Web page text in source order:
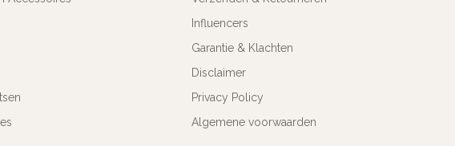
Influencers
Garantie & Klachten
Disclaimer
Privacy Policy
Algemene voorwaarden